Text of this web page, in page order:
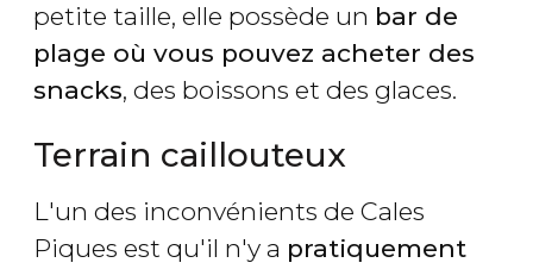
petite taille, elle possède un bar de
plage où vous pouvez acheter des
snacks, des boissons et des glaces.
Terrain caillouteux
L'un des inconvénients de Cales
Piques est qu'il n'y a pratiquement